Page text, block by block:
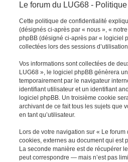
Le forum du LUG68 -
Cette politique de confidentialité
(désignés ci-après par « nous », «
phpBB (désigné ci-après par « logiciel
collectées lors des sessions
Vos informations sont collectées de
LUG68 », le logiciel phpBB génèrera
temporairement par le navigateur
identifiant utilisateur et un identifiant
logiciel phpBB. Un troisième cookie
archivant de ce fait tous les sujets que
en tant qu’utilisateur.
Lors de votre navigation sur « Le
cookies, externes au document qui est
La seconde manière est de récupérer
peut correspondre — mais n’est pas